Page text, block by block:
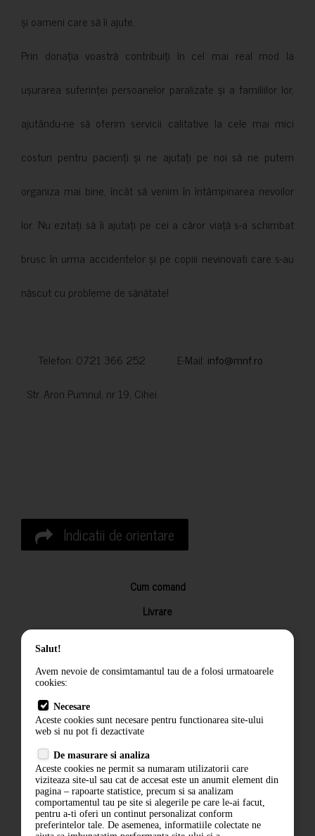
și oameni care să îi ajute.
Prin donația voastră contribuiți în cel mai real mod la
ușurarea suferinței persoanelor paralizate și a familiilor lor,
ajutându-ne să oferim servicii calitative la cele mai mici
costuri pentru pacienți și ne ajutați pe noi să ne putem
organiza mai bine, încât să venim în întâmpinarea nevoilor
lor. Nu ezitați să îi ajutați pe cei a căror viață s-a schimbat
brusc în urma accidentelor și pe copiii nevinovati care s-au
născut cu probleme de sănătate!
Telefon: 0721 366 252 E-Mail: info@mnf.ro
Str. Aron Pumnul, nr 19, Cihei
Indicatii de orientare
Cum comand
Livrare
Returnarea produselor
Termeni si conditii
Politica de confidentialitate
ANPC
Salut!
Avem nevoie de consimtamantul tau de a folosi urmatoarele
cookies:
Necesare
Aceste cookies sunt necesare pentru functionarea site-ului
web si nu pot fi dezactivate
De masurare si analiza
Aceste cookies ne permit sa numaram utilizatorii care
viziteaza site-ul sau cat de accesat este un anumit element din
pagina – rapoarte statistice, precum si sa analizam
comportamentul tau pe site si alegerile pe care le-ai facut,
pentru a-ti oferi un continut personalizat conform
preferintelor tale. De asemenea, informatiile colectate ne